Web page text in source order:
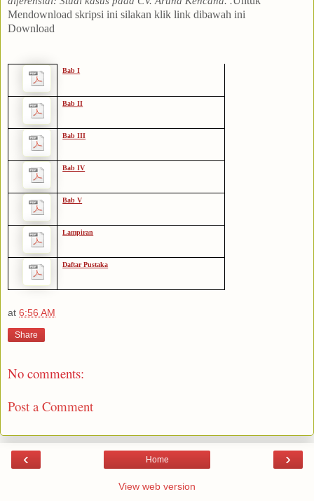
Mendownload skripsi ini silakan klik link dibawah ini
Download
Bab I
Bab II
Bab III
Bab IV
Bab V
Lampiran
Daftar Pustaka
at 6:56 AM
Share
No comments:
Post a Comment
‹ ›
Home
View web version